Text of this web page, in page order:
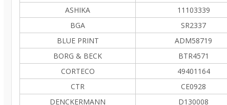
ASHIKA
11103339
BGA
SR2337
BLUE PRINT
ADM58719
BORG & BECK
BTR4571
CORTECO
49401164
CTR
CE0928
DENCKERMANN
D130008